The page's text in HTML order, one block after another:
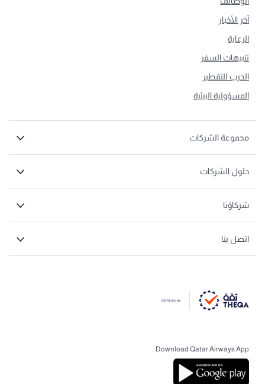
آخر الأخبار
الرعاية
تنبيهات السفر
الدرب للتقطير
المسؤولية البيئية
مجموعة الشركات
حلول الشركات
شركاؤنا
اتصل بنا
Download Qatar Airways App